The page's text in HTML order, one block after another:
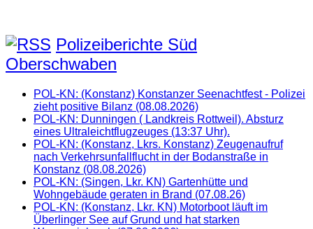
Polizeiberichte Süd
Oberschwaben
POL-KN: (Konstanz) Konstanzer Seenachtfest - Polizei
zieht positive Bilanz (08.08.2026)
POL-KN: Dunningen ( Landkreis Rottweil). Absturz
eines Ultraleichtflugzeuges (13:37 Uhr).
POL-KN: (Konstanz, Lkrs. Konstanz) Zeugenaufruf
nach Verkehrsunfallflucht in der Bodanstraße in
Konstanz (08.08.2026)
POL-KN: (Singen, Lkr. KN) Gartenhütte und
Wohngebäude geraten in Brand (07.08.26)
POL-KN: (Konstanz, Lkr. KN) Motorboot läuft im
Überlinger See auf Grund und hat starken